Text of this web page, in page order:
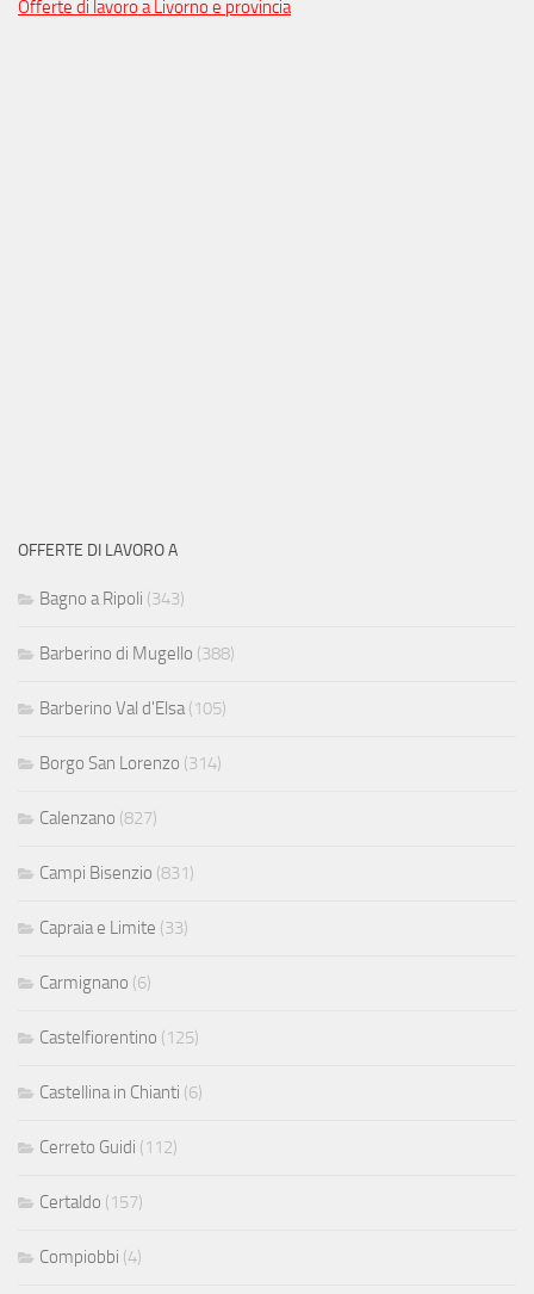
Offerte di lavoro a Livorno e provincia
OFFERTE DI LAVORO A
Bagno a Ripoli (343)
Barberino di Mugello (388)
Barberino Val d'Elsa(105)
Borgo San Lorenzo (314)
Calenzano (827)
Campi Bisenzio (831)
Capraia e Limite (33)
Carmignano (6)
Castelfiorentino (125)
Castellina in Chianti (6)
Cerreto Guidi (112)
Certaldo (157)
Compiobbi (4)